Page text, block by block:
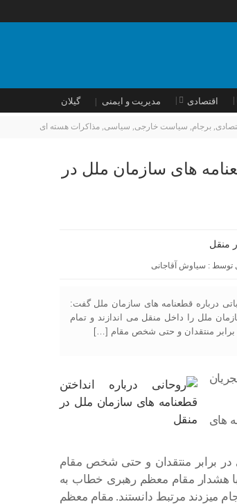
اقتصادی مدیریت و ایمنی گیلان
, برجام, سیاست خارجی, سیاسی, مذاکرات هسته ای
های سازمان ملل در
توسط : سیاوش آقاجانی
انتخاباتی درباره قطعنامه های سازمان ملل گفت:
ملل را داخل منقل می اندازند و تمام
برابر منتقدان و حتی شخص مقام […]
مجریان
های
در برابر منتقدان و حتی شخص مقام
هشدار مقام معظم رهبری خطاب به
میزدند مرتبط دانستند. مقام معظم